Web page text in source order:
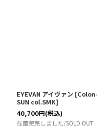
EYEVAN アイヴァン [Colon-
SUN col.SMK]
40,700円(税込)
在庫完売しました/SOLD OUT